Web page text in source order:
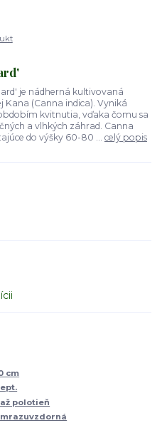
je nádherná kultivovaná
Kana (Canna indica). Vyniká
kvitnutia, vďaka čomu sa
a vlhkých záhrad. Canna
do výšky 60-80 ... celý popis
cm
polotieň